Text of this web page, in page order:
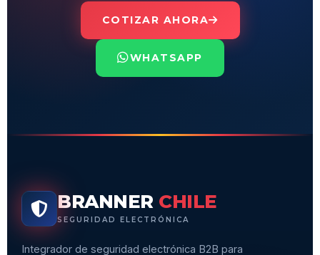
COTIZAR AHORA
WHATSAPP
BRANNER CHILE
SEGURIDAD ELECTRÓNICA
Integrador de seguridad electrónica B2B para